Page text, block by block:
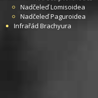
NadčeleďLomisoidea
NadčeleďPaguroidea
Infrařád Brachyura